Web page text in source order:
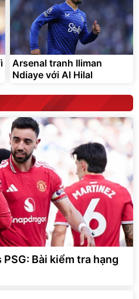
Arsenal tranh Iliman
Ndiaye với Al Hilal
Bài kiểm tra hạng